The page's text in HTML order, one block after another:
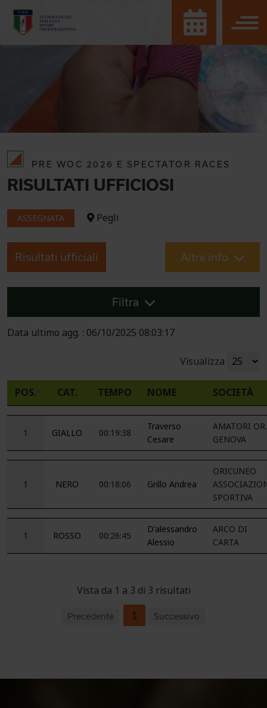
PRE WOC 2026 E SPECTATOR RACES
RISULTATI UFFICIOSI
ASSEGNATA Pegli
Risultati ufficiali Altre info
Filtra
Data ultimo agg. : 06/10/2025 08:03:17
Visualizza
POS. CAT. TEMPO NOME SOCIETÀ
1 GIALLO 00:19:38
Traverso
Cesare
AMATORI OR.
GENOVA
1 NERO 00:18:06 Grillo Andrea
ORICUNEO
SPORTIVA
1 ROSSO 00:26:45
D'alessandro
Alessio
ARCO DI
CARTA
Vista da 1 a 3 di 3 risultati
Precedente 1 Successivo